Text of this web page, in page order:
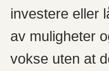
investere eller
av muligheter
vokse uten at